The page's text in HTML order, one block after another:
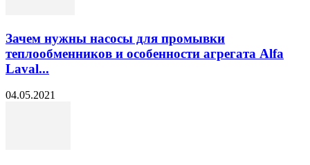
Зачем нужны насосы для промывки
теплообменников и особенности агрегата Alfa
Laval...
04.05.2021